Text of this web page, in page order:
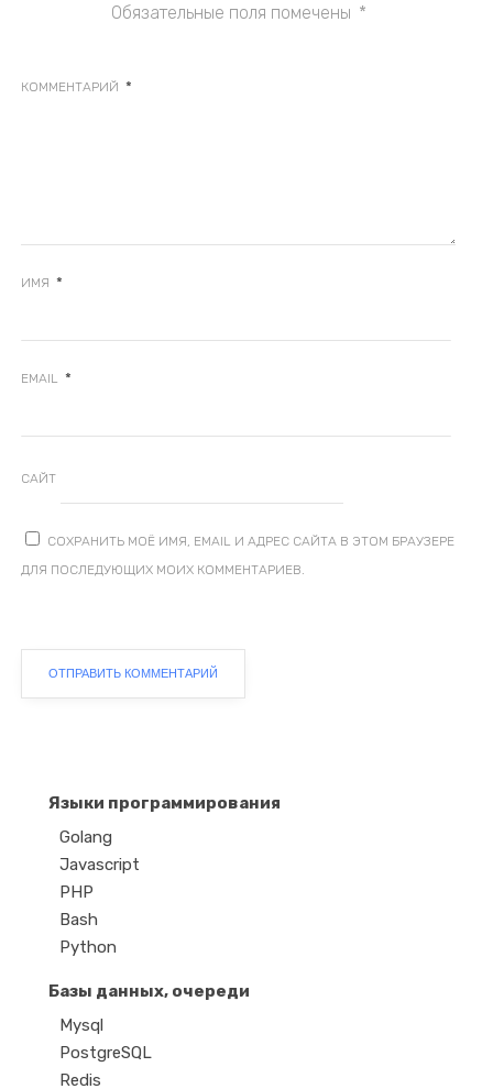
Обязательные поля помечены *
КОММЕНТАРИЙ *
ИМЯ *
EMAIL *
САЙТ
СОХРАНИТЬ МОЁ ИМЯ, EMAIL И АДРЕС САЙТА В ЭТОМ БРАУЗЕРЕ
ДЛЯ ПОСЛЕДУЮЩИХ МОИХ КОММЕНТАРИЕВ.
Языки программирования
Golang
Javascript
PHP
Bash
Python
Базы данных, очереди
Mysql
PostgreSQL
Redis